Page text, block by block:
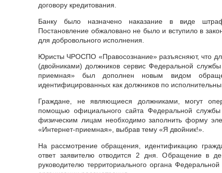
договору кредитования.
Банку было назначено наказание в виде
Постановление обжаловано не было и вступило в
для добровольного исполнения.
Юристы ЧРОСПО «Правосознание» разъясняют, что
(двойниками) должников сервис Федеральной
приемная» был дополнен новым видом
идентифицированных как должников по
Граждане, не являющиеся должниками, могут
помощью официального сайта Федеральной службы
физическим лицам необходимо заполнить форму
«Интернет-приемная», выбрав тему «Я двойник!».
На рассмотрение обращения, идентификацию
ответ заявителю отводится 2 дня. Обращение в
руководителю территориального органа